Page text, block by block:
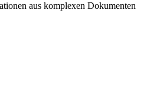
aus komplexen Dokumenten